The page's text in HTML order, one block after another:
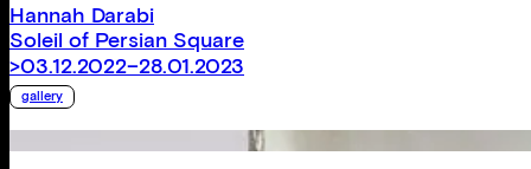
Hannah Darabi
Soleil of Persian Square
>03.12.2022–28.01.2023
gallery